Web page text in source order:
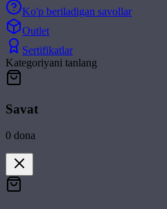
Ko'p beriladigan savollar
Outlet
Sertifikatlar
Kategoriyani tanlang
Savat
0 dona